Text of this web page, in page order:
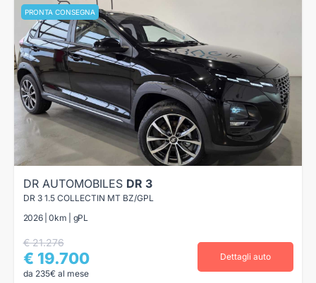
PRONTA CONSEGNA
DR AUTOMOBILES DR 3
DR 3 1.5 COLLECTIN MT BZ/GPL
2026 | 0km | gPL
€ 21.276
€ 19.700
da 235€ al mese
Dettagli auto